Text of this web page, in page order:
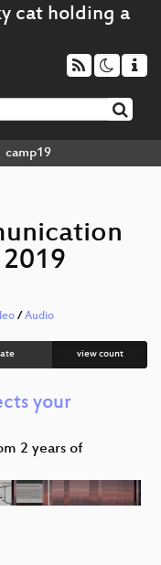
camp19
/ Audio
view count
your
2 years of